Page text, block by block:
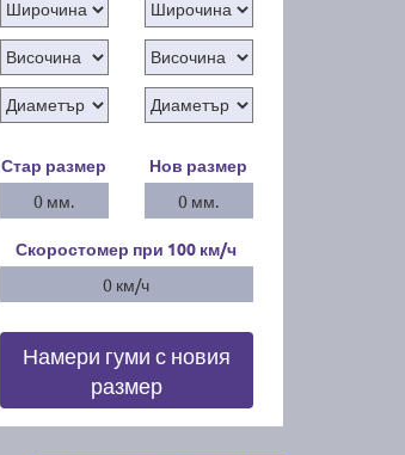
Стар размер
0 мм.
Нов размер
0 мм.
Скоростомер при 100 км/ч
0 км/ч
Намери гуми с новия
размер